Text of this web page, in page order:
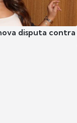
disputa contra